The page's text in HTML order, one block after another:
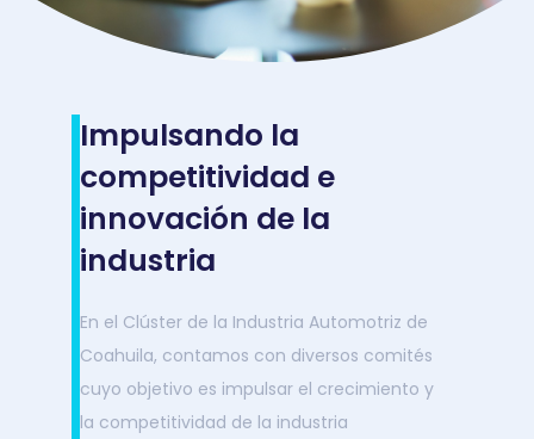
Impulsando la
competitividad e
innovación de la
industria
En el Clúster de la Industria Automotriz de
Coahuila, contamos con diversos comités
cuyo objetivo es impulsar el crecimiento y
la competitividad de la industria